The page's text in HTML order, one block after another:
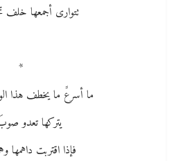
تتوارى أجمعها خلف
*
ما أسرعََ ما يخطف هذا
يتركها تعدو
فإذا اقتربت